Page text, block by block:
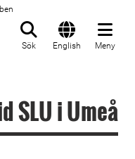
Sök English Meny
SLU i Umeå